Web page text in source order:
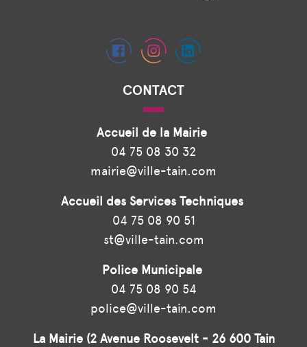
CONTACT
Accueil de la Mairie
04 75 08 30 32
mairie@ville-tain.com
Accueil des Services Techniques
04 75 08 90 51
st@ville-tain.com
Police Municipale
04 75 08 90 54
police@ville-tain.com
La Mairie (2 Avenue Roosevelt - 26 600 Tain